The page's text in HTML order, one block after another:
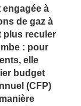
engagée à
de gaz à
plus reculer
: pour
elle
budget
(CFP)